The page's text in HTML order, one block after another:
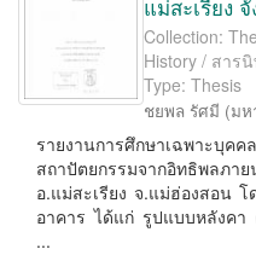
แม่สะเรียง
Collection:
History / สาร
Type: Thesis
ชยพล รัศมี (มห
รายงานการศึกษาเฉพาะบุค
สถาปัตยกรรมจากอิทธิพลภ
อ.แม่สะเรียง จ.แม่ฮ่องสอน
อาคาร ได้แก่ รูปแบบหลังคา
...